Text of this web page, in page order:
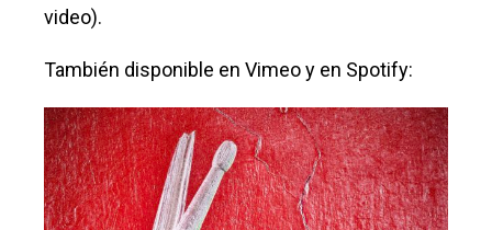
video).
También disponible en Vimeo y en Spotify: